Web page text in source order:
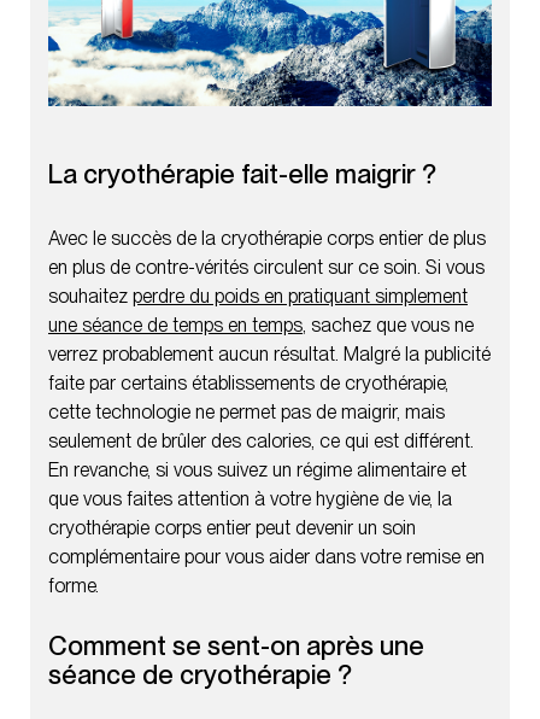
La cryothérapie fait-elle maigrir ?
Avec le succès de la cryothérapie corps entier de plus
en plus de contre-vérités circulent sur ce soin. Si vous
souhaitez perdre du poids en pratiquant simplement
une séance de temps en temps, sachez que vous ne
verrez probablement aucun résultat. Malgré la publicité
faite par certains établissements de cryothérapie,
cette technologie ne permet pas de maigrir, mais
seulement de brûler des calories, ce qui est différent.
En revanche, si vous suivez un régime alimentaire et
que vous faites attention à votre hygiène de vie, la
cryothérapie corps entier peut devenir un soin
complémentaire pour vous aider dans votre remise en
forme.
Comment se sent-on après une
séance de cryothérapie ?